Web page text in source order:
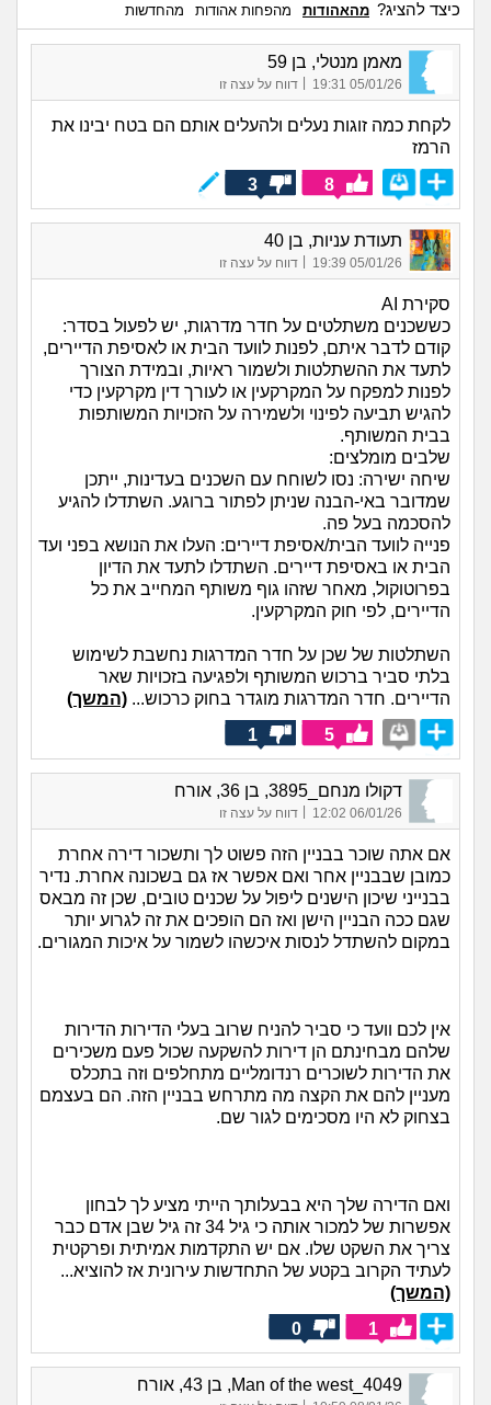
כיצד להציג? מהאהודות מהפחות אהודות מהחדשות
מאמן מנטלי, בן 59
05/01/26 19:31 דווח על עצה זו
לקחת כמה זוגות נעלים ולהעלים אותם הם בטח יבינו את
הרמז
8
3
תעודת עניות, בן 40
05/01/26 19:39
| דווח על עצה זו
סקירת AI
כששכנים משתלטים על חדר מדרגות, יש לפעול בסדר:
קודם לדבר איתם, לפנות לוועד הבית או לאסיפת הדיירים,
לתעד את ההשתלטות ולשמור ראיות, ובמידת הצורך
לפנות למפקח על המקרקעין או לעורך דין מקרקעין כדי
להגיש תביעה לפינוי ולשמירה על הזכויות המשותפות
בבית המשותף.
שלבים מומלצים:
שיחה ישירה: נסו לשוחח עם השכנים בעדינות, ייתכן
שמדובר באי-הבנה שניתן לפתור ברוגע. השתדלו להגיע
להסכמה בעל פה.
פנייה לוועד הבית/אסיפת דיירים: העלו את הנושא בפני ועד
הבית או באסיפת דיירים. השתדלו לתעד את הדיון
בפרוטוקול, מאחר שזהו גוף משותף המחייב את כל
הדיירים, לפי חוק המקרקעין.
השתלטות של שכן על חדר המדרגות נחשבת לשימוש
בלתי סביר ברכוש המשותף ולפגיעה בזכויות שאר
הדיירים. חדר המדרגות מוגדר בחוק כרכוש... (המשך)
5
1
דקולו מנחם_3895, בן 36, אורח
06/01/26 12:02
| דווח על עצה זו
אם אתה שוכר בבניין הזה פשוט לך ותשכור דירה אחרת
כמובן שבבניין אחר ואם אפשר אז גם בשכונה אחרת. נדיר
בבנייני שיכון הישנים ליפול על שכנים טובים, שכן זה מבאס
שגם ככה הבניין הישן ואז הם הופכים את זה לגרוע יותר
במקום להשתדל לנסות איכשהו לשמור על איכות המגורים.
אין לכם וועד כי סביר להניח שרוב בעלי הדירות הדירות
שלהם מבחינתם הן דירות להשקעה שכול פעם משכירים
את הדירות לשוכרים רנדומליים מתחלפים וזה בתכלס
מעניין להם את הקצה מה מתרחש בבניין הזה. הם בעצמם
בצחוק לא היו מסכימים לגור שם.
ואם הדירה שלך היא בבעלותך הייתי מציע לך לבחון
אפשרות של למכור אותה כי גיל 34 זה גיל שבן אדם כבר
צריך את השקט שלו. אם יש התקדמות אמיתית ופרקטית
לעתיד הקרוב בקטע של התחדשות עירונית אז להוציא...
(המשך)
1
0
Man of the west_4049, בן 43, אורח